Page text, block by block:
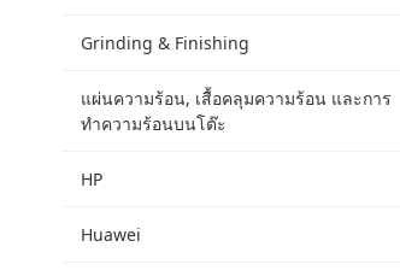
Grinding & Finishing
แผ่นความร้อน, เสื้อคลุมความร้อน และการ
ทำความร้อนบนโต๊ะ
HP
Huawei